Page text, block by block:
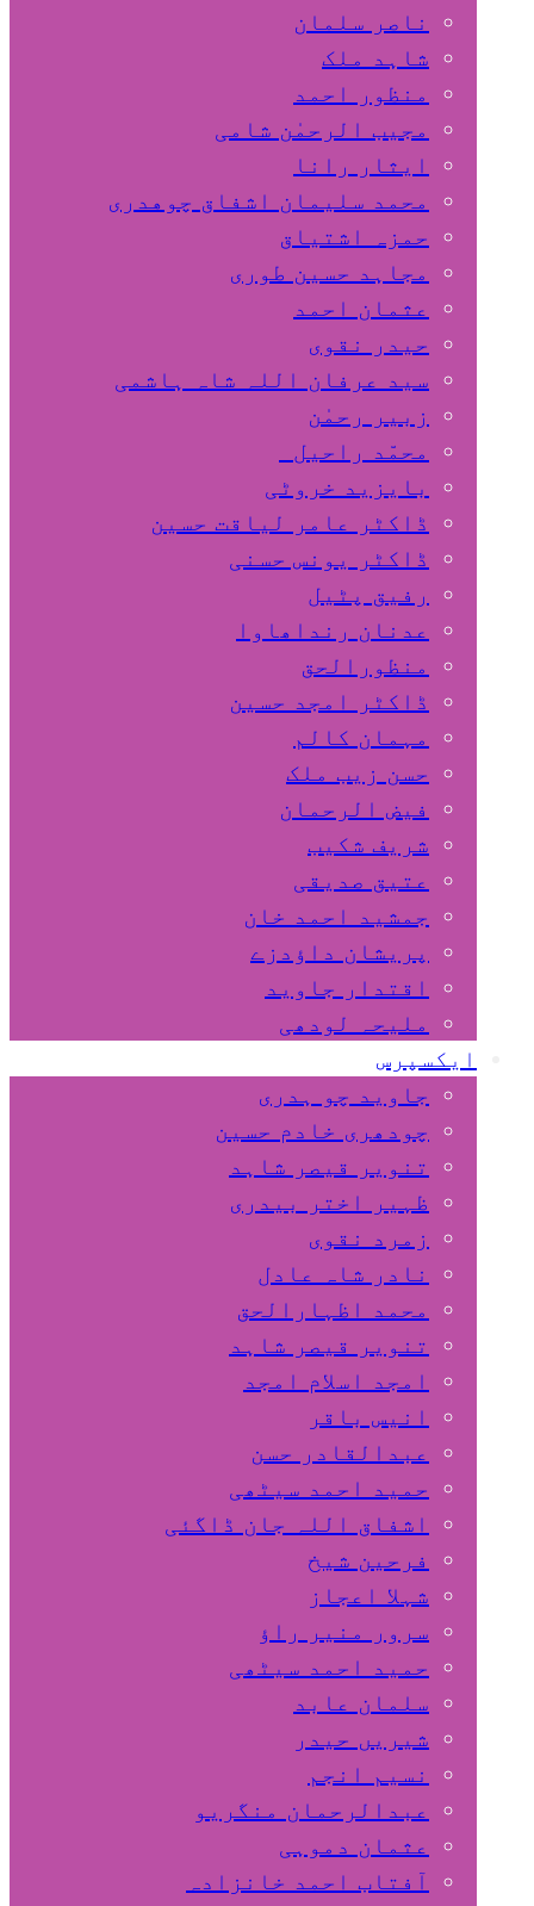
ناصر سلمان
شاہد ملک
منظور احمد
مجیب الرحمٰن شامی
ایثار رانا
محمد سلیمان اشفاق چوهدری
حمزہ اشتیاق
مجاہد حسین طوری
عثمان احمد
حیدر نقوی
سید عرفان اللہ شاہ ہاشمی
زبیر رحمٰن
محمّد راحیل
بایزید خروٹی
ڈاکٹر عامر لیاقت حسین
ڈاکٹر یونس حسنی
رفیق پٹیل
عدنان رنداھاوا
منظورالحق
ڈاکٹر امجد حسین
مہمان کالم
حسن زیب ملک
فیض الرحمان
شریف شکیب
عتیق صدیقی
جمشید احمد خان
پریشان داﺅدزے
اقتدار جاوید
ملیحہ لودھی
ایکسپرس
جاوید چو ہدری
چودھری خادم حسین
تنویر قیصر شاہد
ظہیر اختر بیدری
زمرد نقوی
نادر شاہ عادل
محمد اظہارالحق
تنویر قیصر شاہد
امجد اسلام امجد
انیس باقر
عبدالقادر حسن
حمید احمد سیٹھی
اشفاق اللہ جان ڈاگئی
فرحین شیخ
شہلا اعجاز
سرور منیر راؤ
حمید احمد سیٹھی
سلمان عابد
شیریں حیدر
نسیم انجم
عبدالرحمان منگریو
عثمان دموہی
آفتاب احمد خانزادہ